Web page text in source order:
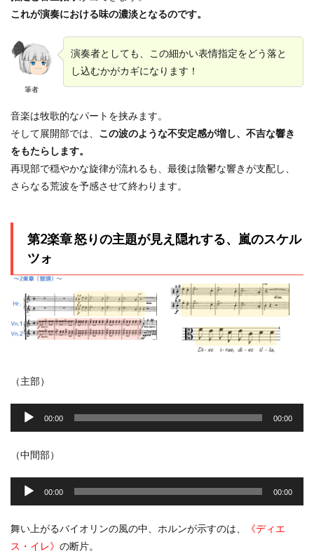
これが演奏における味の濃淡となるのです。
筆者
演奏者としても、この細かい表情指定をどう落と
し込むかがカギになります！
音楽は牧歌的なパートを挟みます。
そして展開部では、 この波のような不安定感が増し、不吉な響き
をもたらします。
再現部で穏やかな旋律が流れるも、最後は陰鬱な響きが支配し、
さらなる荒波を予感させて終わります。
第2楽章 怒りの主題が見え隠れする、嵐のスケル
ツォ
（主部）
プ
レ
ー
00:00 00:00
（中間部）
プ
レ
ー
00:00 00:00
舞い上がるバイオリンの風の中、ホルンが示すのは、
《ディエ
ス・イレ》 の断片。